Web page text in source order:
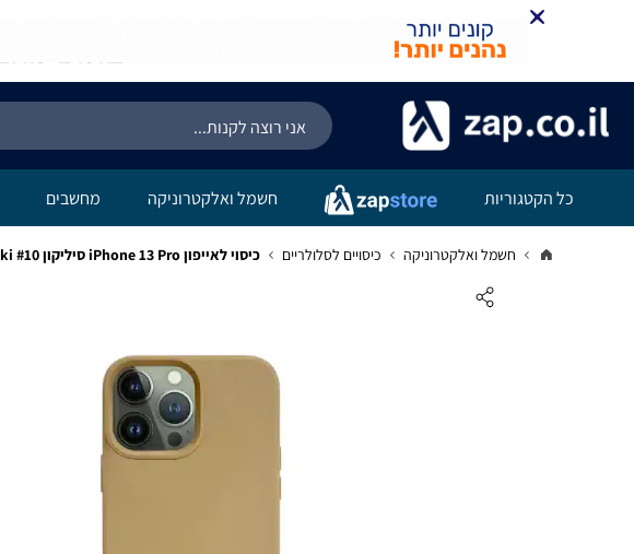
כל הקטגוריות חשמל ואלקטרוניקה מחשבים
חשמל ואלקטרוניקה כיסויים לסלולריים כיסוי לאייפון iPhone 13 Pro סיליקון Khaki #10